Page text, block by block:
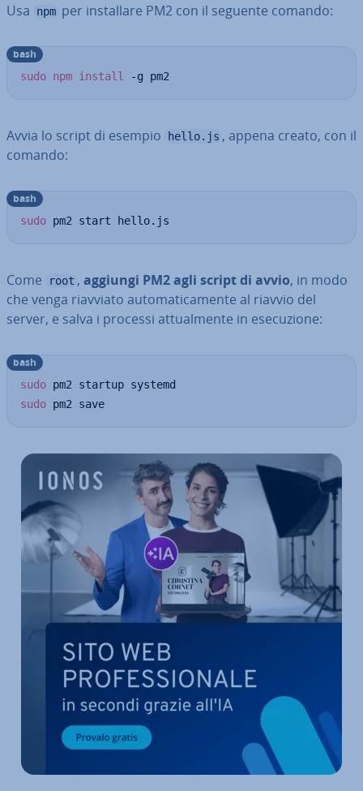
Usa npm per in­stal­la­re PM2 con il seguente comando:
sudo npm install -g pm2
bash
Avvia lo script di esempio hello.js , appena creato, con il
comando:
sudo pm2 start hello.js
bash
Come root , aggiungi PM2 agli script di avvio, in modo
che venga riavviato au­to­ma­ti­ca­men­te al riavvio del
server, e salva i processi at­tual­men­te in ese­cu­zio­ne:
sudo
sudo pm2 save
bash